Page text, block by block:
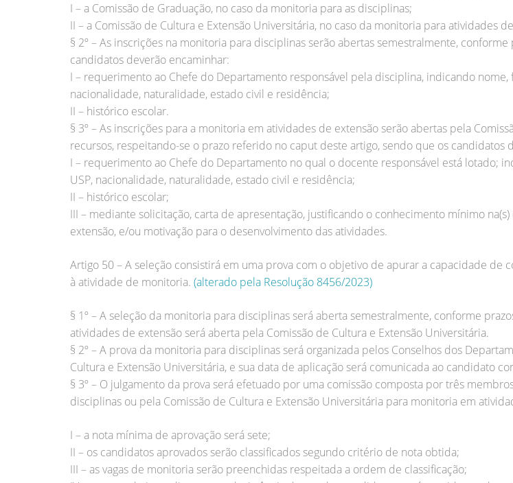
I – a Comissão de Graduação, no caso da monitoria para as disciplinas;
II – a Comissão de Cultura e Extensão Universitária, no caso da monitoria para atividades
§ 2º – As inscrições na monitoria para disciplinas serão abertas semestralmente,
candidatos deverão encaminhar:
I – requerimento ao Chefe do Departamento responsável pela disciplina, indicando nome,
nacionalidade, naturalidade, estado civil e residência;
II – histórico escolar.
§ 3º – As inscrições para a monitoria em atividades de extensão serão abertas pela
recursos, respeitando-se o prazo referido no caput deste artigo, sendo que os candidatos
I – requerimento ao Chefe do Departamento no qual o docente responsável está lotado;
USP, nacionalidade, naturalidade, estado civil e residência;
II – histórico escolar;
III – mediante solicitação, carta de apresentação, justificando o conhecimento mínimo
extensão, e/ou motivação para o desenvolvimento das atividades.
Artigo 50 – A seleção consistirá em uma prova com o objetivo de apurar a capacidade
à atividade de monitoria. (alterado pela Resolução 8456/2023)
§ 1º – A seleção da monitoria para disciplinas será aberta semestralmente, conforme
atividades de extensão será aberta pela Comissão de Cultura e Extensão Universitária.
§ 2º – A prova da monitoria para disciplinas será organizada pelos Conselhos dos
Cultura e Extensão Universitária, e sua data de aplicação será comunicada ao candidato
§ 3º – O julgamento da prova será efetuado por uma comissão composta por três
disciplinas ou pela Comissão de Cultura e Extensão Universitária para monitoria em
I – a nota mínima de aprovação será sete;
II – os candidatos aprovados serão classificados segundo critério de nota obtida;
III – as vagas de monitoria serão preenchidas respeitada a ordem de classificação;